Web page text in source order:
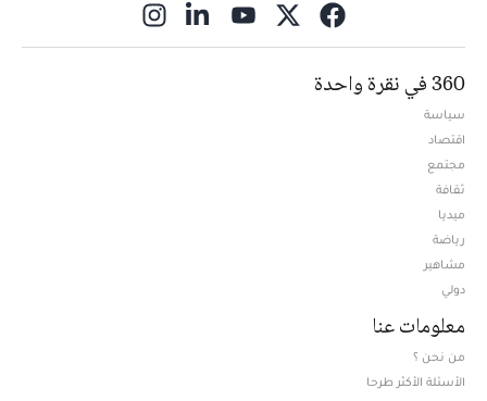
360 في نقرة واحدة
سياسة
اقتصاد
مجتمع
ثقافة
ميديا
رياضة
مشاهير
دولي
معلومات عنا
من نحن ؟
الأسئلة الأكثر طرحا